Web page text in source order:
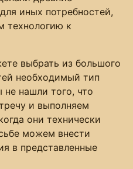
иных потребностей,
технологию к
выбрать из большого
необходимый тип
нашли того, что
и выполняем
они технически
можем внести
в представленные